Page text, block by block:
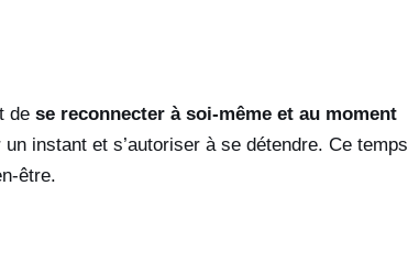
de se reconnecter à soi-même et au moment
instant et s’autoriser à se détendre. Ce temps
être.